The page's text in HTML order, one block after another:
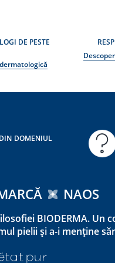
DE PESTE
DOMENIUL
NAOS
BIODERMA.
pielii și a-i menține